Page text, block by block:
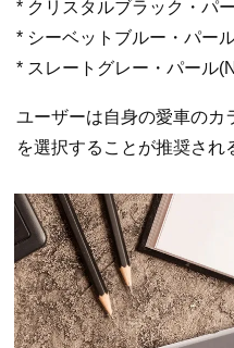
* クリスタルブラック・パ
* シーベットブルー・パー
* スレートグレー・パール
ユーザーは自身の愛車のカ
を選択することが推奨され